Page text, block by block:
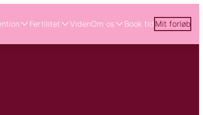
Fertilitet VidenOm os Book tid Mit forløb